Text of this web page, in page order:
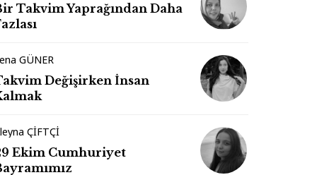
Takvim Yaprağından Daha
GÜNER
Değişirken İnsan
ÇİFTÇİ
Ekim Cumhuriyet